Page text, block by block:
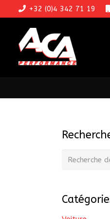
+32 (0)4 342 71 19
Recherche